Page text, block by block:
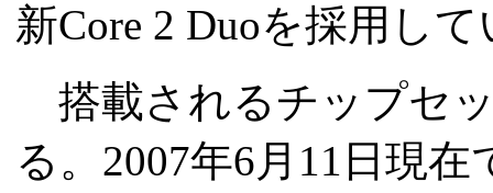
新Core 2 Duoを採用し
搭載されるチップセ
る。2007年6月11日現